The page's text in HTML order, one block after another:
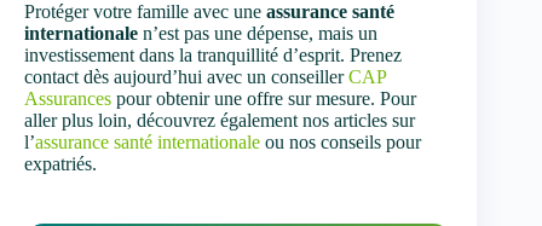
Protéger votre famille avec une assurance santé
internationale n’est pas une dépense, mais un
investissement dans la tranquillité d’esprit. Prenez
contact dès aujourd’hui avec un conseillerCAP
Assurances pour obtenir une offre sur mesure. Pour
aller plus loin, découvrez également nos articles sur
l’assurance santé internationale ou nos conseils pour
expatriés.